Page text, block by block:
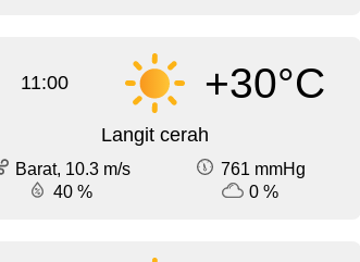
11:00 +30°C
Langit cerah
Barat, 10.3 m/s
761 mmHg
40 %
0 %